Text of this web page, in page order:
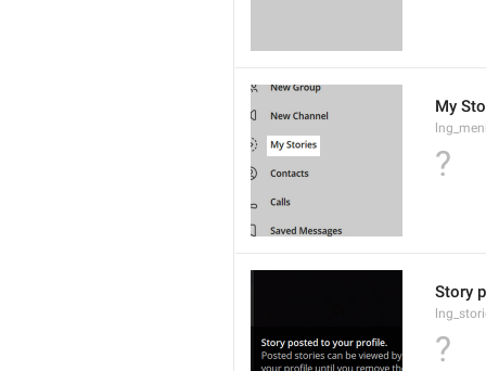
My
?
Story
?